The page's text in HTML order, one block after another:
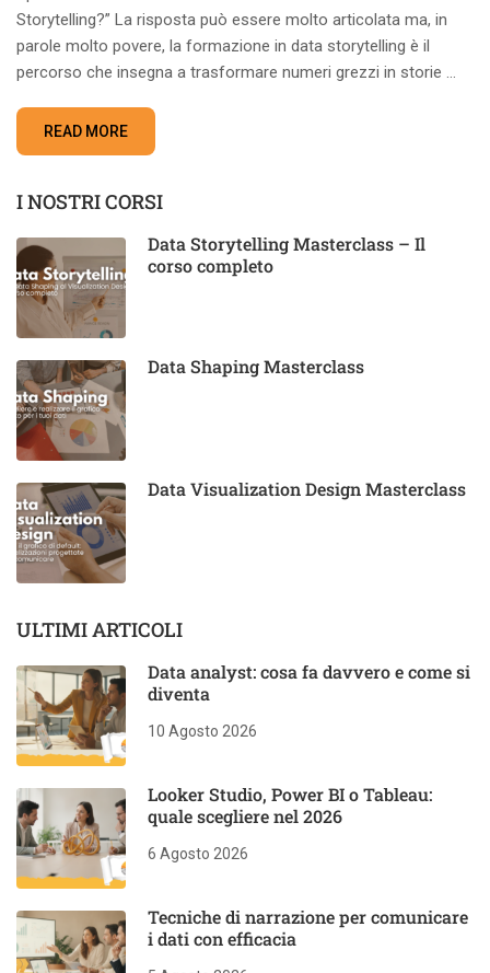
Storytelling?” La risposta può essere molto articolata ma, in
parole molto povere, la formazione in data storytelling è il
percorso che insegna a trasformare numeri grezzi in storie …
READ MORE
I NOSTRI CORSI
Data Storytelling Masterclass – Il
corso completo
Data Shaping Masterclass
Data Visualization Design Masterclass
ULTIMI ARTICOLI
Data analyst: cosa fa davvero e come si
diventa
10 Agosto 2026
Looker Studio, Power BI o Tableau:
quale scegliere nel 2026
6 Agosto 2026
Tecniche di narrazione per comunicare
i dati con efficacia